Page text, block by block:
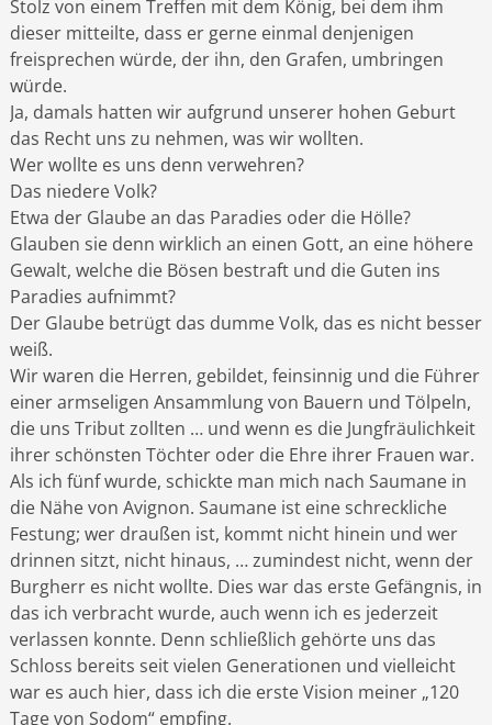
Stolz von einem Treffen mit dem König, bei dem ihm
dieser mitteilte, dass er gerne einmal denjenigen
freisprechen würde, der ihn, den Grafen, umbringen
würde.
Ja, damals hatten wir aufgrund unserer hohen Geburt
das Recht uns zu nehmen, was wir wollten.
Wer wollte es uns denn verwehren?
Das niedere Volk?
Etwa der Glaube an das Paradies oder die Hölle?
Glauben sie denn wirklich an einen Gott, an eine höhere
Gewalt, welche die Bösen bestraft und die Guten ins
Paradies aufnimmt?
Der Glaube betrügt das dumme Volk, das es nicht besser
weiß.
Wir waren die Herren, gebildet, feinsinnig und die Führer
einer armseligen Ansammlung von Bauern und Tölpeln,
die uns Tribut zollten … und wenn es die Jungfräulichkeit
ihrer schönsten Töchter oder die Ehre ihrer Frauen war.
Als ich fünf wurde, schickte man mich nach Saumane in
die Nähe von Avignon. Saumane ist eine schreckliche
Festung; wer draußen ist, kommt nicht hinein und wer
drinnen sitzt, nicht hinaus, … zumindest nicht, wenn der
Burgherr es nicht wollte. Dies war das erste Gefängnis, in
das ich verbracht wurde, auch wenn ich es jederzeit
verlassen konnte. Denn schließlich gehörte uns das
Schloss bereits seit vielen Generationen und vielleicht
war es auch hier, dass ich die erste Vision meiner „120
Tage von Sodom“ empfing.